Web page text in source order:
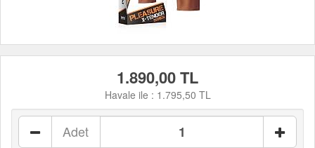
1.890,00 TL
Havale ile : 1.795,50 TL
Adet